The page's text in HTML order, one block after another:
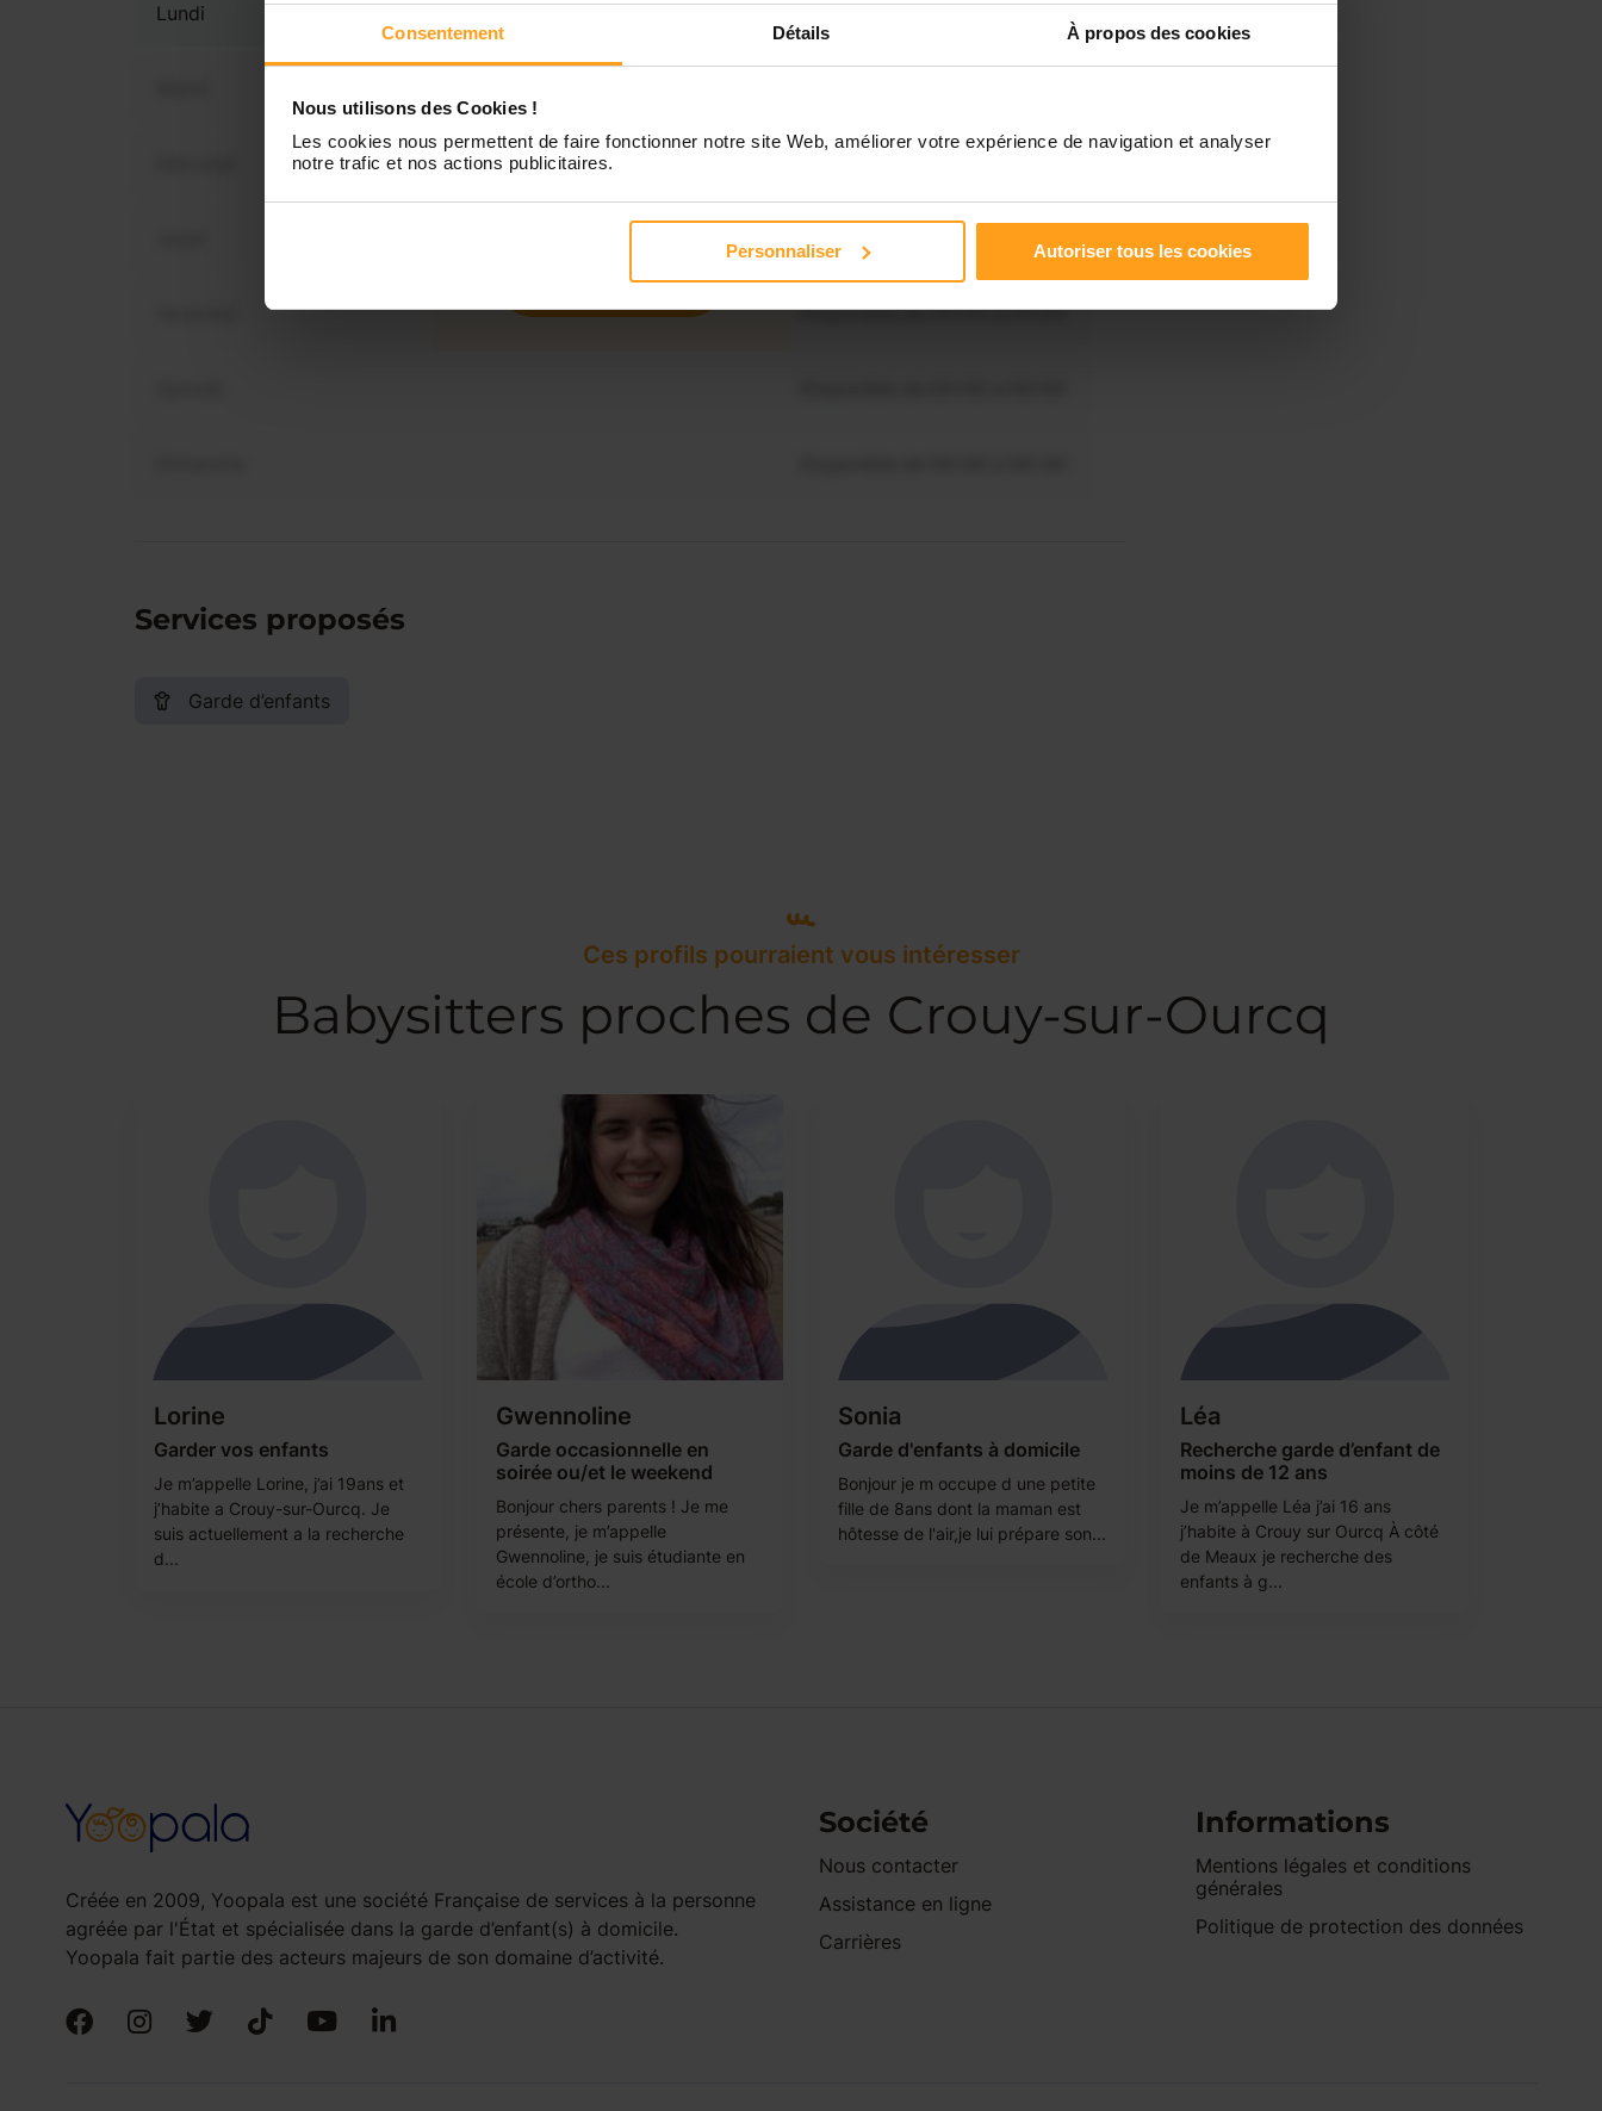
Consentement Détails À propos des cookies
Nous utilisons des Cookies !
Les cookies nous permettent de faire fonctionner notre site Web, améliorer votre expérience de navigation et analyser
notre trafic et nos actions publicitaires.
Personnaliser Autoriser tous les cookies
Lundi
Disponible de 00:00 à 00:00
Disponible de 00:00 à 00:00
Vous souhaitez connaître les
disponibilités de Sheila ?
Contactez-nous
Services proposés
Garde d’enfants
Ces profils pourraient vous intéresser
Babysitters proches de Crouy-sur-Ourcq
Lorine
Garder vos enfants
Je m’appelle Lorine, j’ai 19ans et
j’habite a Crouy-sur-Ourcq. Je
suis actuellement a la recherche
d...
Gwennoline
Garde occasionnelle en
soirée ou/et le weekend
Bonjour chers parents ! Je me
présente, je m’appelle
Gwennoline, je suis étudiante en
école d’ortho...
Sonia
Garde d'enfants à domicile
Bonjour je m occupe d une petite
fille de 8ans dont la maman est
hôtesse de l'air,je lui prépare son...
Léa
Recherche garde d’enfant de
moins de 12 ans
Je m’appelle Léa j’ai 16 ans
j’habite à Crouy sur Ourcq À côté
de Meaux je recherche des
enfants à g...
Créée en 2009, Yoopala est une société Française de services à la personne
agréée par l'État et spécialisée dans la garde d’enfant(s) à domicile.
Yoopala fait partie des acteurs majeurs de son domaine d’activité.
Société
Nous contacter
Assistance en ligne
Carrières
Informations
Mentions légales et conditions
générales
Politique de protection des données